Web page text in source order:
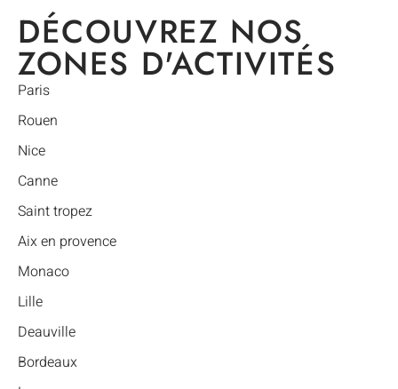
DÉCOUVREZ NOS
ZONES D'ACTIVITÉS
Paris
Rouen
Nice
Canne
Saint tropez
Aix en provence
Monaco
Lille
Deauville
Bordeaux